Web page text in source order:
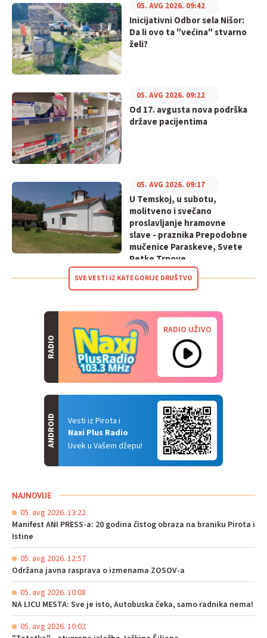
Inicijativni Odbor sela Nišor:
Da li ovo ta "većina" stvarno
želi?
05. AVG 2026. 09:42
Od 17. avgusta nova podrška
države pacijentima
05. AVG 2026. 09:22
U Temskoj, u subotu,
molitveno i svečano
proslavljanje hramovne
slave - praznika Prepodobne
mučenice Paraskeve, Svete
Petke Trnove
05. AVG 2026. 09:17
SVE VESTI IZ KATEGORIJE DRUŠTVO
RADIO
RADIO UŽIVO
Vesti iz Pirota i
Naxi Plus Radio
Uvek u Vašem džepu!
ANDROID
NAJNOVIJE
05. avg 2026. 13:22
Manifest ANI PRESS-a: 20 godina čistog obraza na braniku Pirota i
Istine
05. avg 2026. 12:57
Održana javna rasprava o izmenama ZOSOV-a
05. avg 2026. 10:08
NA LICU MESTA: Sve je isto, Autobuska čeka, samo radnika nema!
05. avg 2026. 10:02